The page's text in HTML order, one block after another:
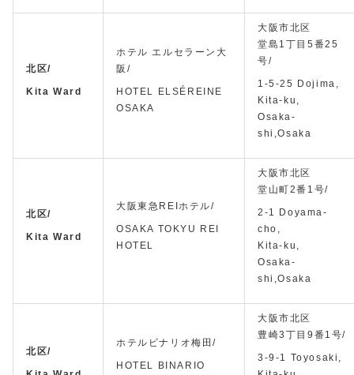
北区/
Kita Ward
ホテル エルセラーン大
阪/
HOTEL ELSÉREINE
OSAKA
大阪市北区
堂島1丁目5番25
号/
1-5-25 Dojima,
Kita-ku,
Osaka-
shi,Osaka
北区/
Kita Ward
大阪東急REIホテル/
OSAKA TOKYU REI
HOTEL
大阪市北区
堂山町2番1号/
2-1 Doyama-
cho,
Kita-ku,
Osaka-
shi,Osaka
北区/
ホテルビナリオ梅田/
HOTEL BINARIO
大阪市北区
豊崎3丁目9番1号/
3-9-1 Toyosaki,